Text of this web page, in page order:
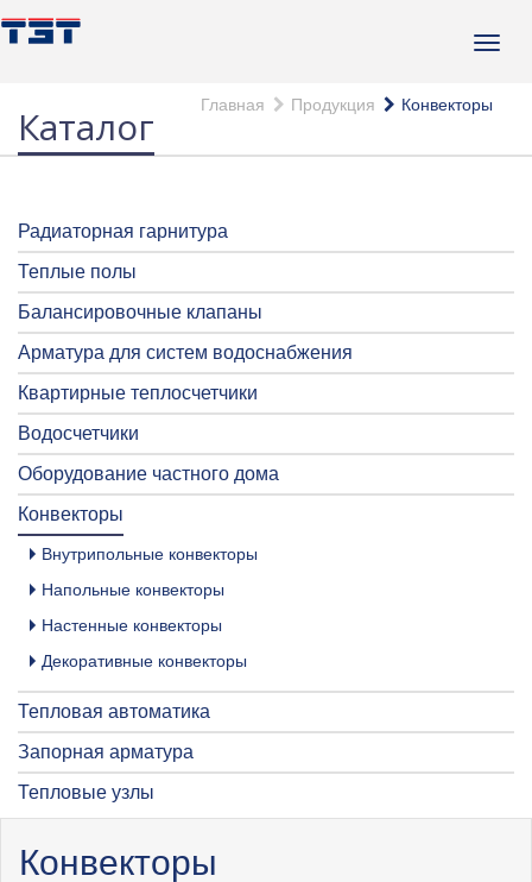
Каталог Главная Продукция Конвекторы
Радиаторная гарнитура
Теплые полы
Балансировочные клапаны
Арматура для систем водоснабжения
Квартирные теплосчетчики
Водосчетчики
Оборудование частного дома
Конвекторы
Внутрипольные конвекторы
Напольные конвекторы
Настенные конвекторы
Декоративные конвекторы
Тепловая автоматика
Запорная арматура
Тепловые узлы
Конвекторы